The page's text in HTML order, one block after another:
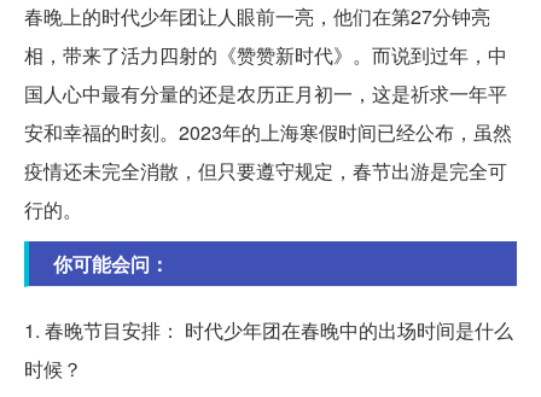
春晚上的时代少年团让人眼前一亮，他们在第27分钟亮
相，带来了活力四射的《赞赞新时代》。而说到过年，中
国人心中最有分量的还是农历正月初一，这是祈求一年平
安和幸福的时刻。2023年的上海寒假时间已经公布，虽然
疫情还未完全消散，但只要遵守规定，春节出游是完全可
行的。
你可能会问：
1. 春晚节目安排： 时代少年团在春晚中的出场时间是什么
时候？